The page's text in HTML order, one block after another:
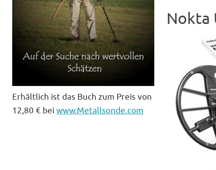
Nokta
Erhältlich ist das Buch zum Preis von
12,80 € bei www.Metallsonde.com